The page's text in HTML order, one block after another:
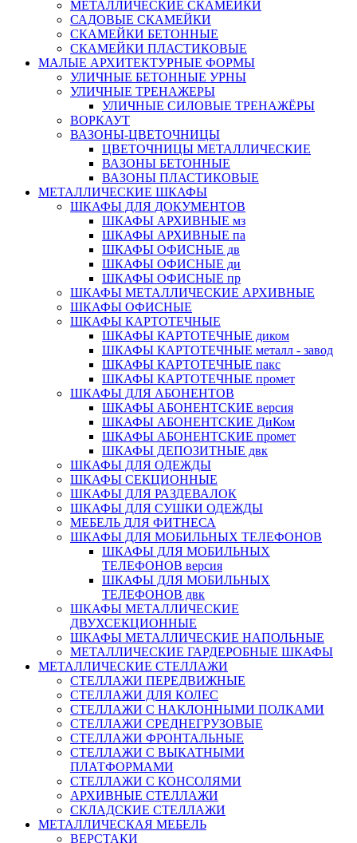
МЕТАЛЛИЧЕСКИЕ СКАМЕЙКИ
САДОВЫЕ СКАМЕЙКИ
СКАМЕЙКИ БЕТОННЫЕ
СКАМЕЙКИ ПЛАСТИКОВЫЕ
МАЛЫЕ АРХИТЕКТУРНЫЕ ФОРМЫ
УЛИЧНЫЕ БЕТОННЫЕ УРНЫ
УЛИЧНЫЕ ТРЕНАЖЕРЫ
УЛИЧНЫЕ СИЛОВЫЕ ТРЕНАЖЁРЫ
ВОРКАУТ
ВАЗОНЫ-ЦВЕТОЧНИЦЫ
ЦВЕТОЧНИЦЫ МЕТАЛЛИЧЕСКИЕ
ВАЗОНЫ БЕТОННЫЕ
ВАЗОНЫ ПЛАСТИКОВЫЕ
МЕТАЛЛИЧЕСКИЕ ШКАФЫ
ШКАФЫ ДЛЯ ДОКУМЕНТОВ
ШКАФЫ АРХИВНЫЕ мз
ШКАФЫ АРХИВНЫЕ па
ШКАФЫ ОФИСНЫЕ дв
ШКАФЫ ОФИСНЫЕ ди
ШКАФЫ ОФИСНЫЕ пр
ШКАФЫ МЕТАЛЛИЧЕСКИЕ АРХИВНЫЕ
ШКАФЫ ОФИСНЫЕ
ШКАФЫ КАРТОТЕЧНЫЕ
ШКАФЫ КАРТОТЕЧНЫЕ диком
ШКАФЫ КАРТОТЕЧНЫЕ металл - завод
ШКАФЫ КАРТОТЕЧНЫЕ пакс
ШКАФЫ КАРТОТЕЧНЫЕ промет
ШКАФЫ ДЛЯ АБОНЕНТОВ
ШКАФЫ АБОНЕНТСКИЕ версия
ШКАФЫ АБОНЕНТСКИЕ ДиКом
ШКАФЫ АБОНЕНТСКИЕ промет
ШКАФЫ ДЕПОЗИТНЫЕ двк
ШКАФЫ ДЛЯ ОДЕЖДЫ
ШКАФЫ СЕКЦИОННЫЕ
ШКАФЫ ДЛЯ РАЗДЕВАЛОК
ШКАФЫ ДЛЯ СУШКИ ОДЕЖДЫ
МЕБЕЛЬ ДЛЯ ФИТНЕСА
ШКАФЫ ДЛЯ МОБИЛЬНЫХ ТЕЛЕФОНОВ
ШКАФЫ ДЛЯ МОБИЛЬНЫХ
ТЕЛЕФОНОВ версия
ШКАФЫ ДЛЯ МОБИЛЬНЫХ
ТЕЛЕФОНОВ двк
ШКАФЫ МЕТАЛЛИЧЕСКИЕ
ДВУХСЕКЦИОННЫЕ
ШКАФЫ МЕТАЛЛИЧЕСКИЕ НАПОЛЬНЫЕ
МЕТАЛЛИЧЕСКИЕ ГАРДЕРОБНЫЕ ШКАФЫ
МЕТАЛЛИЧЕСКИЕ СТЕЛЛАЖИ
СТЕЛЛАЖИ ПЕРЕДВИЖНЫЕ
СТЕЛЛАЖИ ДЛЯ КОЛЕС
СТЕЛЛАЖИ С НАКЛОННЫМИ ПОЛКАМИ
СТЕЛЛАЖИ СРЕДНЕГРУЗОВЫЕ
СТЕЛЛАЖИ ФРОНТАЛЬНЫЕ
СТЕЛЛАЖИ С ВЫКАТНЫМИ
ПЛАТФОРМАМИ
СТЕЛЛАЖИ С КОНСОЛЯМИ
АРХИВНЫЕ СТЕЛЛАЖИ
СКЛАДСКИЕ СТЕЛЛАЖИ
МЕТАЛЛИЧЕСКАЯ МЕБЕЛЬ
ВЕРСТАКИ